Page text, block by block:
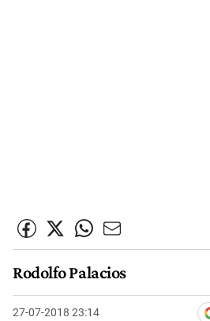
Rodolfo Palacios
27-07-2018 23:14